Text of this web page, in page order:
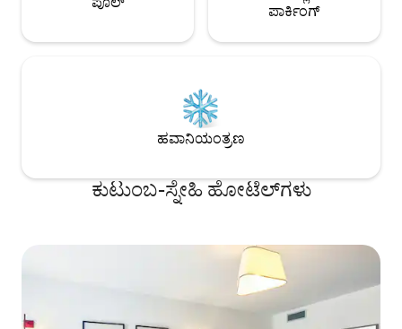
ಪಾರ್ಕಿಂಗ್
ಹವಾನಿಯಂತ್ರಣ
ಕುಟುಂಬ-ಸ್ನೇಹಿ ಹೋಟೆಲ್‌ಗಳು